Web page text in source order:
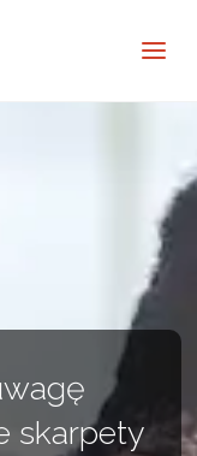
skarpety